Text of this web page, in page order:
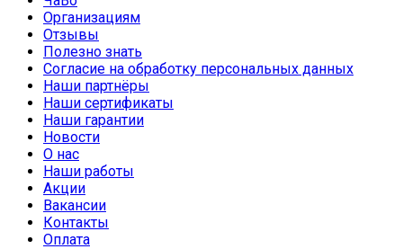
Организациям
Отзывы
Полезно знать
Согласие на обработку персональных данных
Наши партнёры
Наши сертификаты
Наши гарантии
Новости
О нас
Наши работы
Акции
Вакансии
Контакты
Оплата